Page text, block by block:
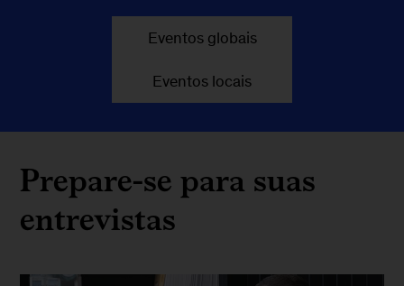
Eventos globais
Eventos locais
Prepare-se para suas
entrevistas